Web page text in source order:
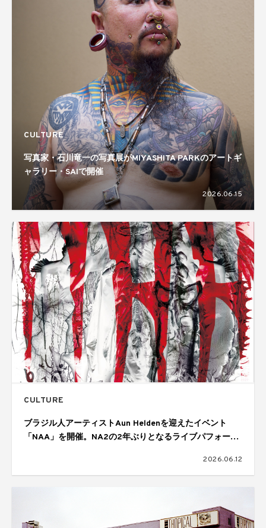
CULTURE
写真家・石川竜一の写真展がMIYASHITA PARKのアートギ
ャラリー・SAIで開催
2026.06.15
CULTURE
ブラジル人アーティストAun Heldenを迎えたイベント
「NAA」を開催。NA2の2年ぶりとなるライブパフォーマ
2026.06.12